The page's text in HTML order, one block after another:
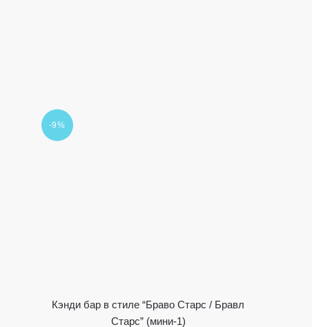
-9%
Кэнди бар в стиле “Браво Старс / Бравл
Старс” (мини-1)